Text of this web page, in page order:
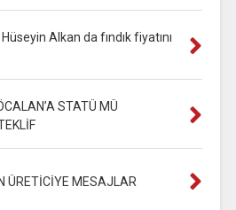
Alkan da fındık fiyatını
STATÜ MÜ
ÜRETİCİYE MESAJLAR